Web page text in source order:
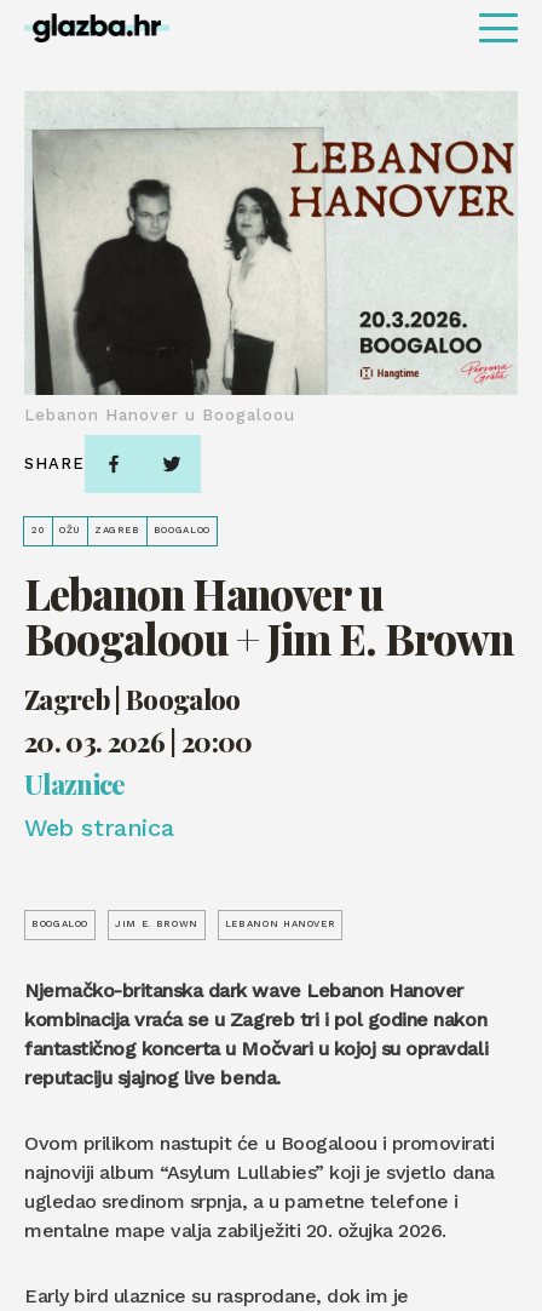
20 OŽU ZAGREB BOOGALOO
Lebanon Hanover u
Boogaloou + Jim E. Brown
Zagreb | Boogaloo
20. 03. 2026 | 20:00
Ulaznice
Web stranica
Lebanon Hanover u Boogaloou
SHARE
BOOGALOO JIM E. BROWN LEBANON HANOVER
Njemačko-britanska dark wave Lebanon Hanover
kombinacija vraća se u Zagreb tri i pol godine nakon
fantastičnog koncerta u Močvari u kojoj su opravdali
reputaciju sjajnog live benda.
Ovom prilikom nastupit će u Boogaloou i promovirati
najnoviji album “Asylum Lullabies” koji je svjetlo dana
ugledao sredinom srpnja, a u pametne telefone i
mentalne mape valja zabilježiti 20. ožujka 2026.
Early bird ulaznice su rasprodane, dok im je